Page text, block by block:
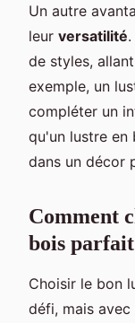
Un autre
leur versatilité
de styles,
exemple, un
compléter un
qu'un lustre en
dans un décor
Comment
bois
Choisir le bon
défi, mais